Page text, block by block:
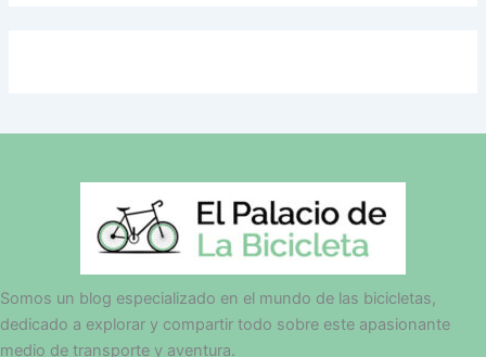
Somos un blog especializado en el mundo de las bicicletas,
dedicado a explorar y compartir todo sobre este apasionante
medio de transporte y aventura.